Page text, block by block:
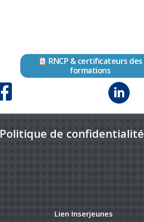
RNCP & certificateurs des
formations
Politique de confidentialité
Lien Inserjeunes